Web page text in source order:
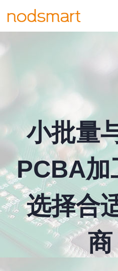
小批量
PCBA加
选择合